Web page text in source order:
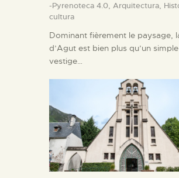
-Pyrenoteca 4.0, Arquitectura,
cultura
Dominant fièrement le paysage,
d’Agut est bien plus qu’un simple
vestige…